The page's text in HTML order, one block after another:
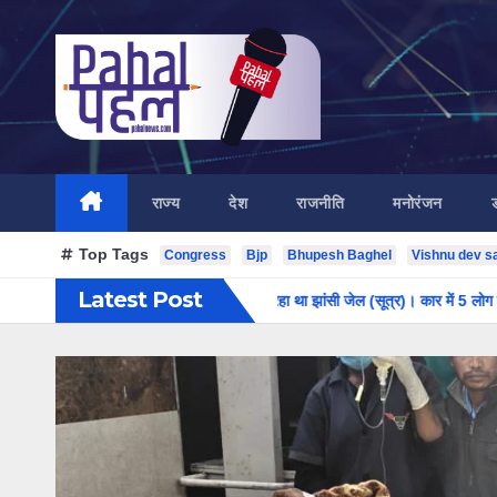
content
राज्य देश राजनीति मनोरंजन
Top Tags Congress Bjp Bhupesh Baghel Vishnu dev
Latest Post
भाई से मिलने जा रहा था झांसी जेल (सूत्र)। कार में 5 लोग सवार थे।